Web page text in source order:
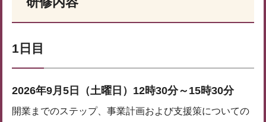
1日目
2026年9月5日（土曜日）12時30分～15時30分
開業までのステップ、事業計画および支援策についての